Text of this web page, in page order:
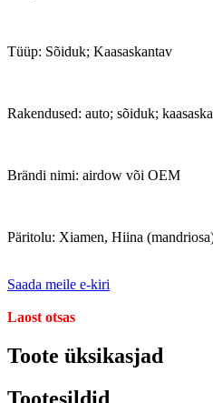
Tüüp: Sõiduk; Kaasaskantav
Rakendused: auto; sõiduk;
Brändi nimi: airdow või OEM
Päritolu: Xiamen, Hiina
Saada meile e-kiri
Laost otsas
Toote üksikasjad